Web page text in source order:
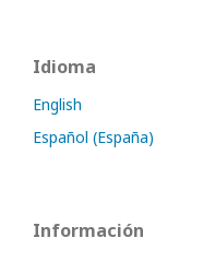
Idioma
English
Español (España)
Información